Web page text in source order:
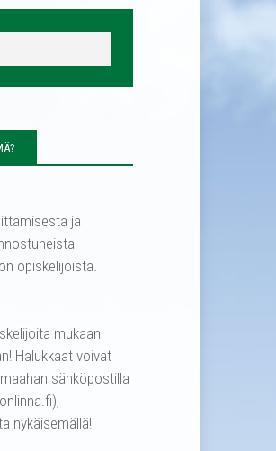
ja
opiskelijoista.
mukaan
Halukkaat voivat
sähköpostilla
nykäisemällä!